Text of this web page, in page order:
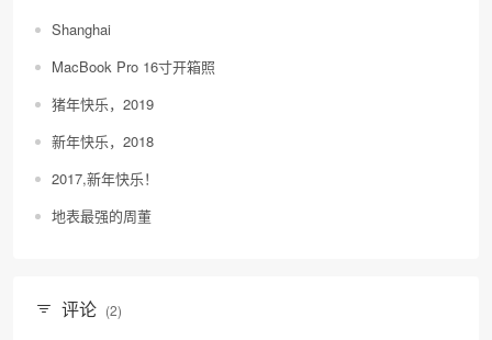
Shanghai
MacBook Pro 16寸开箱照
猪年快乐，2019
新年快乐，2018
2017,新年快乐！
地表最强的周董
评论 (2)